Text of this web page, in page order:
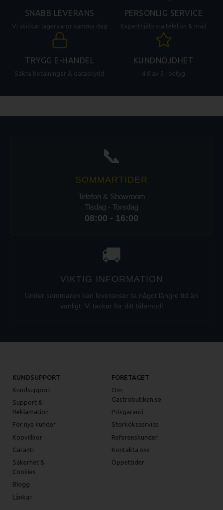
SNABB LEVERANS
Vi skickar lagervaror samma dag
PERSONLIG SERVICE
Experthjälp via telefon & mail
TRYGG E-HANDEL
Säkra betalningar & dataskydd
KUNDNÖJDHET
4.8 av 5 i betyg
📞
SOMMARTIDER
Telefon & Showroom
Tisdag - Torsdag
08:00 - 16:00
🚚
VIKTIG INFORMATION
Under sommaren kan leveranser ta något längre tid än
vanligt. Vi tackar för ditt tålamod!
KUNDSUPPORT
Kundsupport
Support &
Reklamation
För nya kunder
Köpvillkor
Garanti
Säkerhet &
Cookies
Blogg
Länkar
FÖRETAGET
Om
Gastrobutiken.se
Prisgaranti
Storköksservice
Referenskunder
Kontakta oss
Öppettider